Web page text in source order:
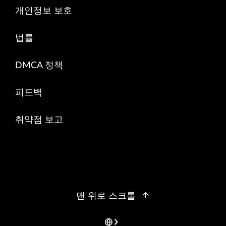
개인정보 보호
법률
DMCA 정책
피드백
취약점 보고
맨 위로 스크롤